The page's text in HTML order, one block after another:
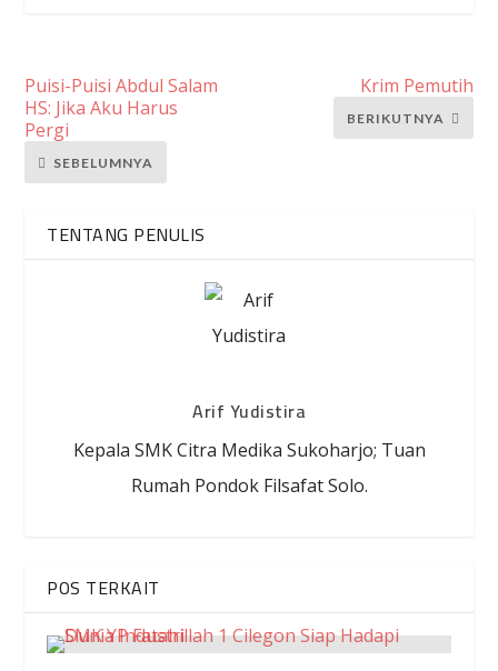
Puisi-Puisi Abdul Salam
HS: Jika Aku Harus
Pergi
SEBELUMNYA
Krim Pemutih
BERIKUTNYA
TENTANG PENULIS
Arif Yudistira
Kepala SMK Citra Medika Sukoharjo; Tuan
Rumah Pondok Filsafat Solo.
POS TERKAIT